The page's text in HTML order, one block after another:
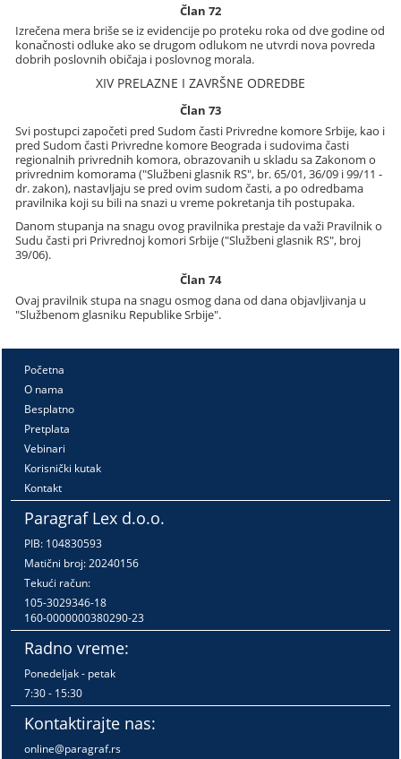
Član 72
Izrečena mera briše se iz evidencije po proteku roka od dve godine od
konačnosti odluke ako se drugom odlukom ne utvrdi nova povreda
dobrih poslovnih običaja i poslovnog morala.
XIV PRELAZNE I ZAVRŠNE ODREDBE
Član 73
Svi postupci započeti pred Sudom časti Privredne komore Srbije, kao i
pred Sudom časti Privredne komore Beograda i sudovima časti
regionalnih privrednih komora, obrazovanih u skladu sa Zakonom o
privrednim komorama ("Službeni glasnik RS", br. 65/01, 36/09 i 99/11 -
dr. zakon), nastavljaju se pred ovim sudom časti, a po odredbama
pravilnika koji su bili na snazi u vreme pokretanja tih postupaka.
Danom stupanja na snagu ovog pravilnika prestaje da važi Pravilnik o
Sudu časti pri Privrednoj komori Srbije ("Službeni glasnik RS", broj
39/06).
Član 74
Ovaj pravilnik stupa na snagu osmog dana od dana objavljivanja u
"Službenom glasniku Republike Srbije".
Početna
O nama
Besplatno
Pretplata
Vebinari
Korisnički kutak
Kontakt
Paragraf Lex d.o.o.
PIB: 104830593
Matični broj: 20240156
Tekući račun:
105-3029346-18
160-0000000380290-23
Radno vreme:
Ponedeljak - petak
7:30 - 15:30
Kontaktirajte nas:
online@paragraf.rs